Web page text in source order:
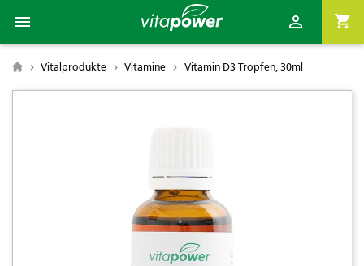
 shopping_cart

Vitalprodukte Vitamine Vitamin D3 Tropfen, 30ml